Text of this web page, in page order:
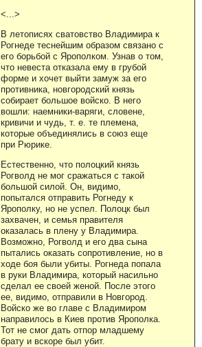
<...>
В летописях сватовство Владимира к
Рогнеде теснейшим образом связано с
его борьбой с Ярополком. Узнав о том,
что невеста отказала ему в грубой
форме и хочет выйти замуж за его
противника, новгородский князь
собирает большое войско. В него
вошли: наемники-варяги, словене,
кривичи и чудь, т. е. те племена,
которые объединялись в союз еще
при Рюрике.
Естественно, что полоцкий князь
Рогволд не мог сражаться с такой
большой силой. Он, видимо,
попытался отправить Рогнеду к
Ярополку, но не успел. Полоцк был
захвачен, и семья правителя
оказалась в плену у Владимира.
Возможно, Рогволд и его два сына
пытались оказать сопротивление, но в
ходе боя были убиты. Рогнеда попала
в руки Владимира, который насильно
сделал ее своей женой. После этого
ее, видимо, отправили в Новгород.
Войско же во главе с Владимиром
направилось в Киев против Ярополка.
Тот не смог дать отпор младшему
брату и вскоре был убит.